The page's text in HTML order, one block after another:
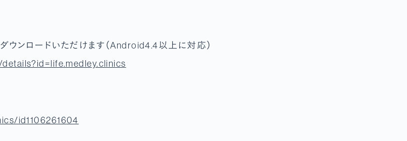
ウンロードいただけます（Android4.4以上に対応）
id1106261604